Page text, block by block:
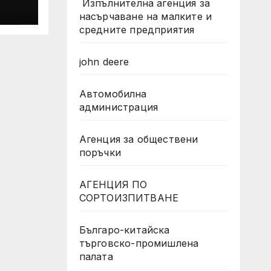
Изпълнителна агенция за
насърчаване на малките и
средните предприятия
john deere
Автомобилна
администрация
Агенция за обществени
поръчки
АГЕНЦИЯ ПО
СОРТОИЗПИТВАНЕ
Българо-китайска
търговско-промишлена
палата